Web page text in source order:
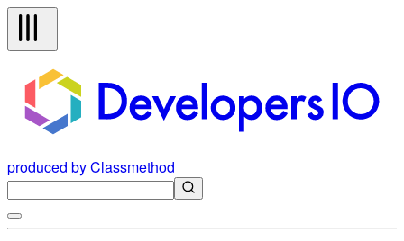
produced by Classmethod